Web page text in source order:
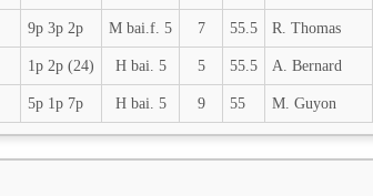
9p 3p 2p M bai.f. 5 7 55.5 R. Thomas
1p 2p (24) H bai. 5 5 55.5 A. Bernard
5p 1p 7p H bai. 5 9 55 M. Guyon